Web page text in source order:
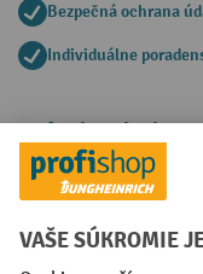
Bezpečná ochrana
Individuálne
Spôsoby platby
Creditcard
Faktúra